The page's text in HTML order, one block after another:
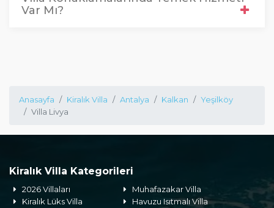
Var Mı?
Anasayfa Kiralık Villa Antalya Kalkan
Yeşilköy
Villa Livya
Kiralık Villa Kategorileri
2026 Villaları
Muhafazakar Villa
Kiralık Lüks Villa
Havuzu Isıtmalı Villa